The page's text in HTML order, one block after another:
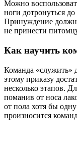
Можно
ноги дотронуться
Принуждение
не принести
Как научить
Команда «служить»
этому приказу
несколько этапов.
поманив от носа
от пола хотя бы
произносится